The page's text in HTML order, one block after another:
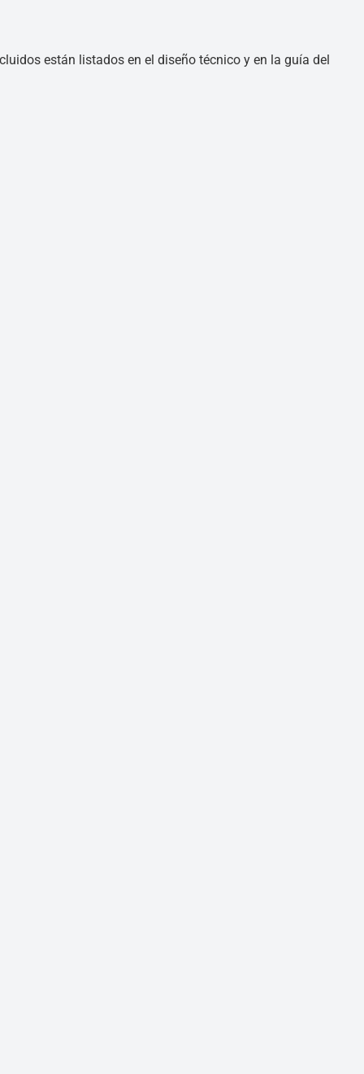
están listados en el diseño técnico y en la guía del